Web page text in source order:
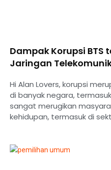
Dampak Korupsi
Jaringan
Hi Alan Lovers, korupsi
di banyak negara,
sangat merugikan
kehidupan, termasuk di